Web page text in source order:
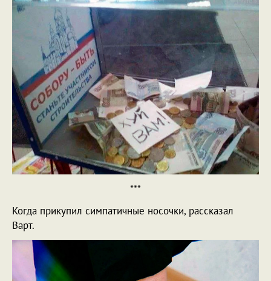
***
Когда прикупил симпатичные носочки, рассказал
Варт.